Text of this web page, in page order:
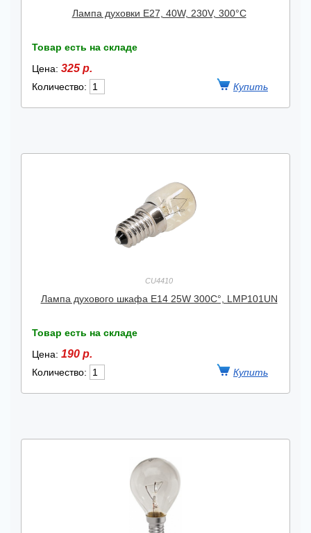
Лампа духовки E27, 40W, 230V, 300°C
Товар есть на складе
Цена: 325 р.
Количество:
CU4410
Лампа духового шкафа E14 25W 300C°, LMP101UN
Товар есть на складе
Цена: 190 р.
Количество: